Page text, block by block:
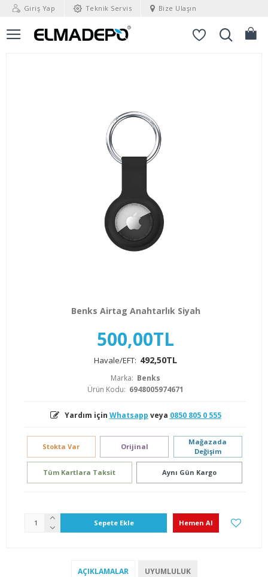
Giriş Yap Teknik Servis Bize Ulaşın
Benks Airtag Anahtarlık Siyah
500,00TL
Havale/EFT: 492,50TL
Marka: Benks
Ürün Kodu: 6948005974671
Yardım için Whatsapp veya 0850 805 0 555
Stokta Var Orijinal
Mağazada
Değişim
Tüm Kartlara Taksit Aynı Gün Kargo
Sepete Ekle Hemen Al
AÇIKLAMALAR UYUMLULUK